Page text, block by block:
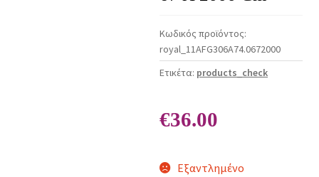
Κωδικός προϊόντος:
royal_11AFG306A74.0672000
Ετικέτα: products_check
€36.00
Εξαντλημένο